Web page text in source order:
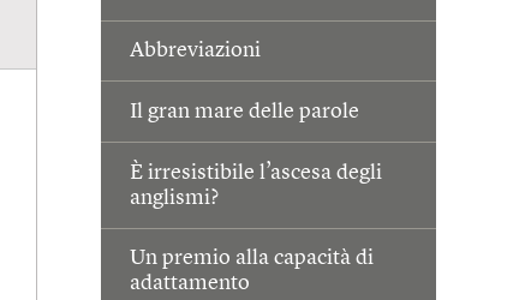
Abbreviazioni
Il gran mare delle parole
È irresistibile l’ascesa degli
anglismi?
Un premio alla capacità di
adattamento